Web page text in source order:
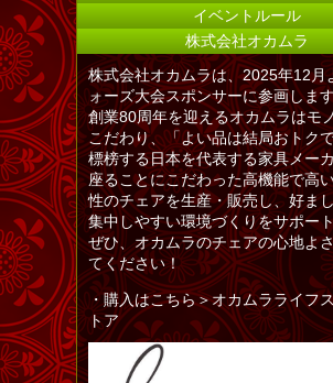
イベントルール
株式会社オカムラ
株式会社オカムラは、2025年12月
ォーズ大会スポンサーに参画します
創業80周年を迎えるオカムラはモ
こだわり、「よい品は結局おトク
標榜する日本を代表する家具メー
座ることにこだわった高機能で高
性のチェアを生産・販売し、好ま
集中しやすい環境づくりをサポー
ぜひ、オカムラのチェアの心地よ
てください！
・購入はこちら＞オカムラライフ
トア